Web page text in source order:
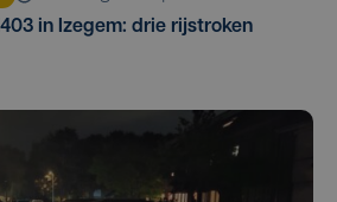
in Izegem: drie rijstroken